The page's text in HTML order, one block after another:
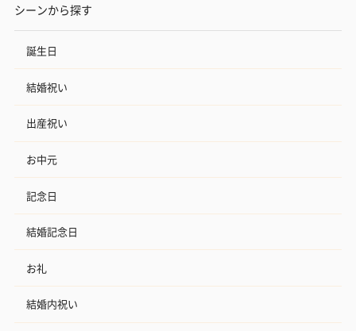
シーンから探す
誕生日
結婚祝い
出産祝い
お中元
記念日
結婚記念日
お礼
結婚内祝い